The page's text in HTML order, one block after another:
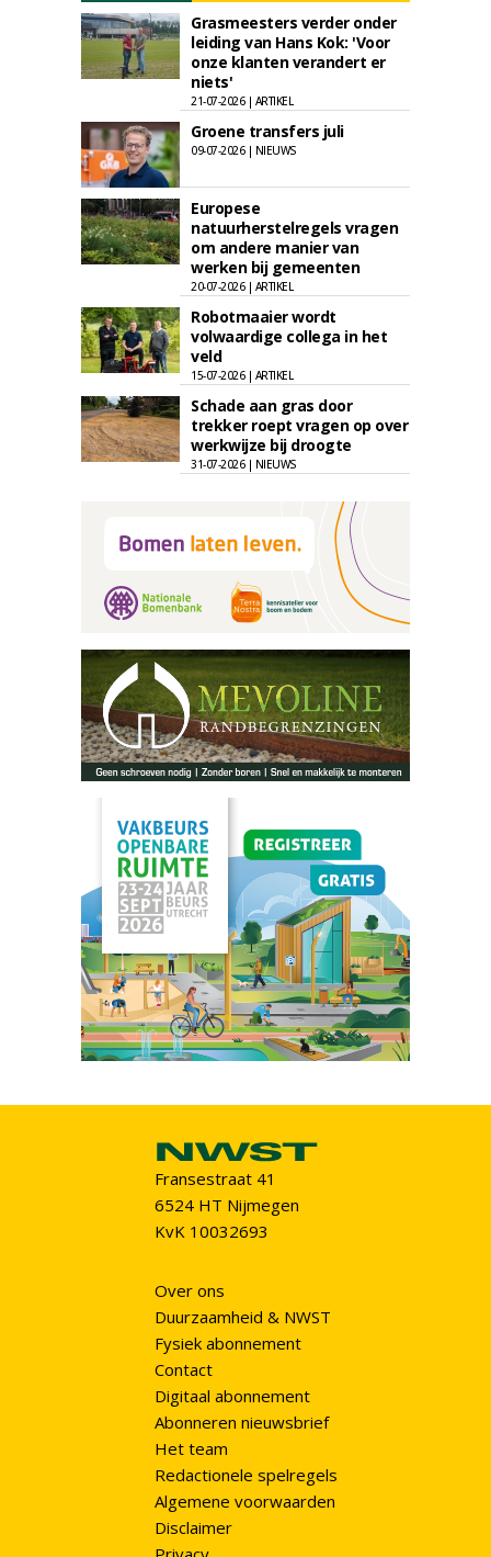
Grasmeesters verder onder
leiding van Hans Kok: 'Voor
onze klanten verandert er
niets'
21-07-2026 | ARTIKEL
Groene transfers juli
09-07-2026 | NIEUWS
Europese
natuurherstelregels vragen
om andere manier van
werken bij gemeenten
20-07-2026 | ARTIKEL
Robotmaaier wordt
volwaardige collega in het
veld
15-07-2026 | ARTIKEL
Schade aan gras door
trekker roept vragen op over
werkwijze bij droogte
31-07-2026 | NIEUWS
Fransestraat 41
6524 HT Nijmegen
KvK 10032693
Over ons
Duurzaamheid & NWST
Fysiek abonnement
Contact
Digitaal abonnement
Abonneren nieuwsbrief
Het team
Redactionele spelregels
Algemene voorwaarden
Disclaimer